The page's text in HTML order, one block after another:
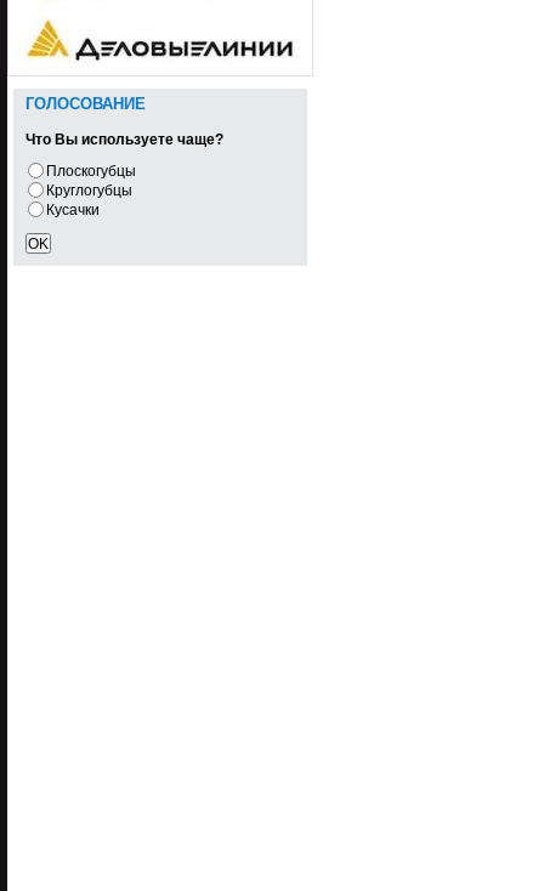
ГОЛОСОВАНИЕ
Что Вы используете чаще?
Плоскогубцы
Круглогубцы
Кусачки